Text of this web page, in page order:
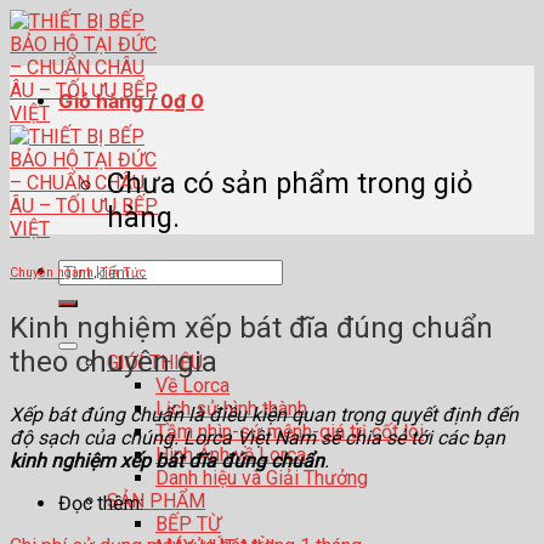
Skip
to
content
Tìm
kiếm:
GIỚI THIỆU
Về Lorca
Lịch sử hình thành
Tầm nhìn-sứ mệnh-giá trị cốt lõi
Hình Ảnh về Lorca
Danh hiệu và Giải Thưởng
SẢN PHẨM
BẾP TỪ
Giỏ hàng /0₫ 0
Chưa có sản phẩm trong giỏ
hàng.
Chuyên ngành,Tin Tức
Kinh nghiệm xếp bát đĩa đúng chuẩn
theo chuyên gia
Xếp bát đúng chuẩn là điều kiện quan trọng quyết định đến
độ sạch của chúng. Lorca Việt Nam sẽ chia sẻ tới các bạn
kinh nghiệm xếp bát đĩa đúng chuẩn.
Đọc thêm: